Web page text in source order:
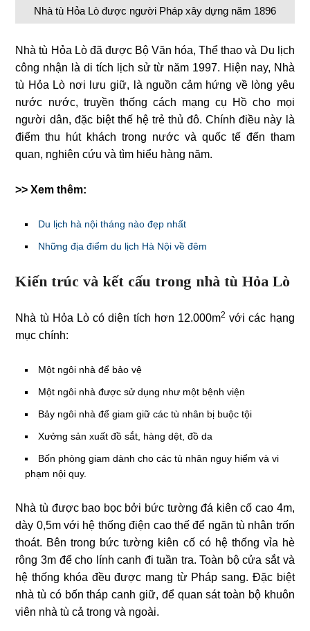
Nhà tù Hỏa Lò được người Pháp xây dựng năm 1896
Nhà tù Hỏa Lò đã được Bộ Văn hóa, Thể thao và Du lịch
công nhận là di tích lịch sử từ năm 1997. Hiện nay, Nhà
tù Hỏa Lò nơi lưu giữ, là nguồn cảm hứng về lòng yêu
nước nước, truyền thống cách mạng cụ Hồ cho mọi
người dân, đặc biệt thế hệ trẻ thủ đô. Chính điều này là
điểm thu hút khách trong nước và quốc tế đến tham
quan, nghiên cứu và tìm hiểu hàng năm.
>> Xem thêm:
Du lịch hà nội tháng nào đẹp nhất
Những địa điểm du lịch Hà Nội về đêm
Kiến trúc và kết cấu trong nhà tù Hỏa Lò
Nhà tù Hỏa Lò có diện tích hơn 12.000m2 với các hạng
mục chính:
Một ngôi nhà để bảo vệ
Một ngôi nhà được sử dụng như một bệnh viện
Bảy ngôi nhà để giam giữ các tù nhân bị buộc tội
Xưởng sản xuất đồ sắt, hàng dệt, đồ da
Bốn phòng giam dành cho các tù nhân nguy hiểm và vi
phạm nội quy.
Nhà tù được bao bọc bởi bức tường đá kiên cố cao 4m,
dày 0,5m với hệ thống điện cao thế để ngăn tù nhân trốn
thoát. Bên trong bức tường kiên cố có hệ thống vỉa hè
rông 3m để cho lính canh đi tuần tra. Toàn bộ cửa sắt và
hệ thống khóa đều được mang từ Pháp sang. Đặc biệt
nhà tù có bốn tháp canh giữ, để quan sát toàn bộ khuôn
viên nhà tù cả trong và ngoài.